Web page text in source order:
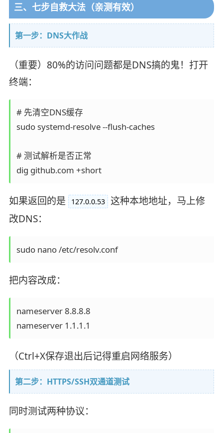
三、七步自救大法（亲测有效）
第一步：DNS大作战
（重要）80%的访问问题都是DNS搞的鬼！打开
终端：
# 先清空DNS缓存
sudo systemd-resolve --flush-caches
# 测试解析是否正常
dig github.com +short
如果返回的是 127.0.0.53
这种本地地址，马上修
改DNS：
sudo nano /etc/resolv.conf
把内容改成：
nameserver 8.8.8.8
（Ctrl+X保存退出后记得重启网络服务）
第二步：HTTPS/SSH双通道测试
同时测试两种协议：